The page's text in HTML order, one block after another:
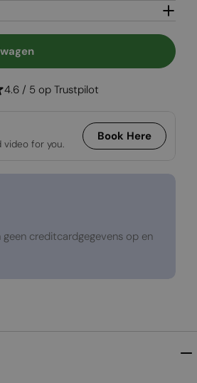
Open media 2
Panorama
Voor Planika Panorama
4.6 / 5 op Trustpilot
for you.
Book Here
creditcardgegevens op en